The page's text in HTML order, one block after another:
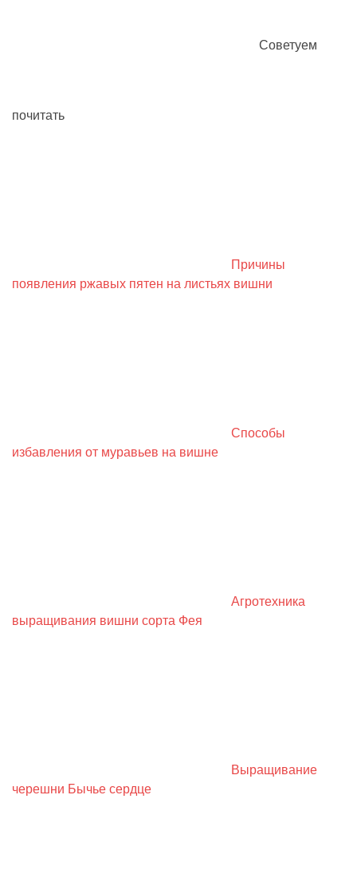
Советуем
почитать
Причины
появления ржавых пятен на листьях вишни
Способы
избавления от муравьев на вишне
Агротехника
выращивания вишни сорта Фея
Выращивание
черешни Бычье сердце